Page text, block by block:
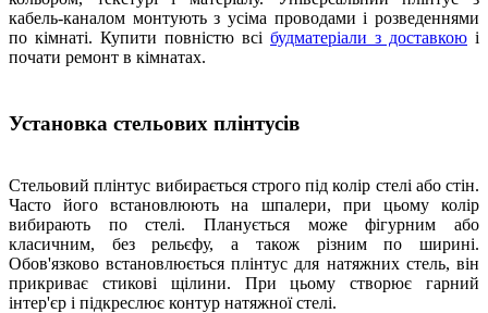
кабель-каналом монтують з усіма проводами і розведеннями
по кімнаті. Купити повністю всі будматеріали з доставкою і
почати ремонт в кімнатах.
Установка стельових плінтусів
Стельовий плінтус вибирається строго під колір стелі або стін.
Часто його встановлюють на шпалери, при цьому колір
вибирають по стелі. Планується може фігурним або
класичним, без рельєфу, а також різним по ширині.
Обов'язково встановлюється плінтус для натяжних стель, він
прикриває стикові щілини. При цьому створює гарний
інтер'єр і підкреслює контур натяжної стелі.